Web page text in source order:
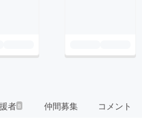
者8 仲間募集 コメント